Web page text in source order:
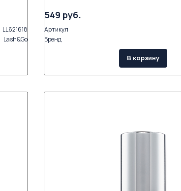
LL621618
Lash&Go
549 руб.
Артикул
Бренд
В корзину